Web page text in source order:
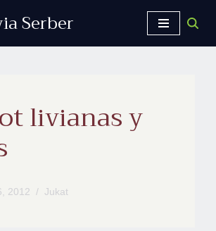
Serber
livianas y
2012 Jukat